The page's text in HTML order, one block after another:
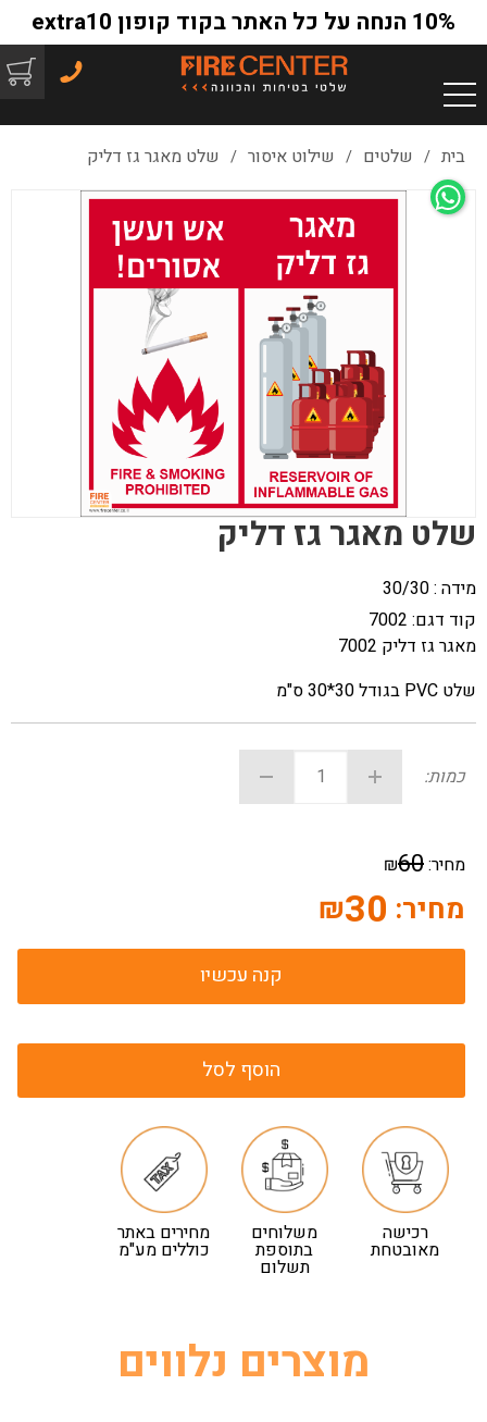
10% הנחה על כל האתר בקוד קופון extra10
בית / שלטים / שילוט איסור / שלט מאגר גז דליק
שלט מאגר גז דליק
מידה : 30/30
קוד דגם: 7002
מאגר גז דליק 7002
שלט PVC בגודל 30*30 ס"מ
כמות:
מחיר:60
₪
מחיר: 30
₪
קנה עכשיו
הוסף לסל
רכישה
מאובטחת
משלוחים
בתוספת
תשלום
מחירים באתר
כוללים מע"מ
מוצרים נלווים